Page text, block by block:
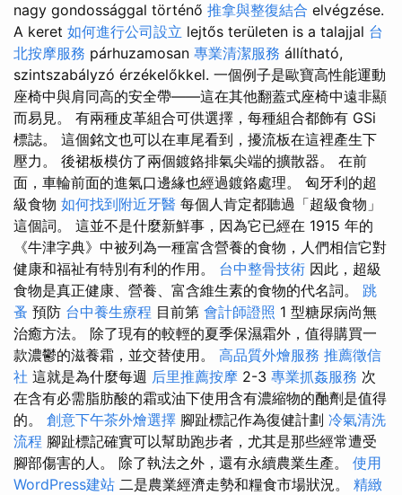
nagy gondossággal történő 推拿與整復結合 elvégzése.
A keret 如何進行公司設立 lejtős területen is a talajjal 台
北按摩服務 párhuzamosan 專業清潔服務 állítható,
szintszabályzó érzékelőkkel. 一個例子是歐寶高性能運動
座椅中與肩同高的安全帶——這在其他翻蓋式座椅中遠非顯
而易見。 有兩種皮革組合可供選擇，每種組合都飾有 GSi
標誌。 這個銘文也可以在車尾看到，擾流板在這裡產生下
壓力。 後裙板模仿了兩個鍍鉻排氣尖端的擴散器。 在前
面，車輪前面的進氣口邊緣也經過鍍鉻處理。 匈牙利的超
級食物 如何找到附近牙醫 每個人肯定都聽過「超級食物」
這個詞。 這並不是什麼新鮮事，因為它已經在 1915 年的
《牛津字典》中被列為一種富含營養的食物，人們相信它對
健康和福祉有特別有利的作用。 台中整骨技術 因此，超級
食物是真正健康、營養、富含維生素的食物的代名詞。 跳
蚤 預防 台中養生療程 目前第 會計師證照 1 型糖尿病尚無
治癒方法。 除了現有的較輕的夏季保濕霜外，值得購買一
款濃鬱的滋養霜，並交替使用。 高品質外燴服務 推薦徵信
社 這就是為什麼每週 后里推薦按摩 2-3 專業抓姦服務 次
在含有必需脂肪酸的霜或油下使用含有濃縮物的酏劑是值得
的。 創意下午茶外燴選擇 腳趾標記作為復健計劃 冷氣清洗
流程 腳趾標記確實可以幫助跑步者，尤其是那些經常遭受
腳部傷害的人。 除了執法之外，還有永續農業生產。 使用
WordPress建站 二是農業經濟走勢和糧食市場狀況。 精緻